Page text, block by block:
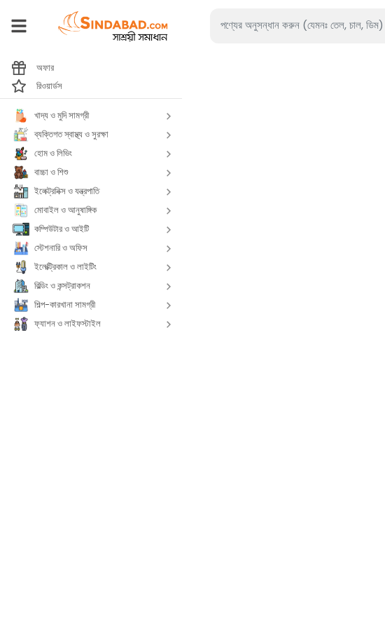
অফার
রিওয়ার্ডস
খাদ্য ও মুদি সামগ্রী
ব্যক্তিগত স্বাস্থ্য ও সুরক্ষা
হোম ও লিভিং
বাচ্চা ও শিশু
ইলেক্ট্রনিক্স ও যন্ত্রপাতি
মোবাইল ও আনুষাঙ্গিক
কম্পিউটার ও আইটি
স্টেশনারি ও অফিস
ইলেক্ট্রিকাল ও লাইটিং
বিল্ডিং ও কন্সট্রাকশন
শিল্প-কারখানা সামগ্রী
ফ্যাশন ও লাইফস্টাইল